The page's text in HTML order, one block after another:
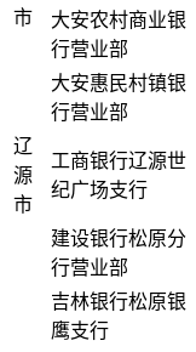
市
大安农村商业银
行营业部
大安惠民村镇银
行营业部
辽
源
市
工商银行辽源世
纪广场支行
建设银行松原分
行营业部
吉林银行松原银
鹰支行